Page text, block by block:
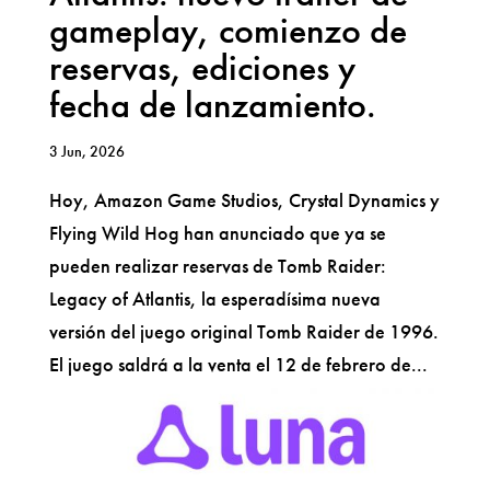
gameplay, comienzo de
reservas, ediciones y
fecha de lanzamiento.
3 Jun, 2026
Hoy, Amazon Game Studios, Crystal Dynamics y
Flying Wild Hog han anunciado que ya se
pueden realizar reservas de Tomb Raider:
Legacy of Atlantis, la esperadísima nueva
versión del juego original Tomb Raider de 1996.
El juego saldrá a la venta el 12 de febrero de...